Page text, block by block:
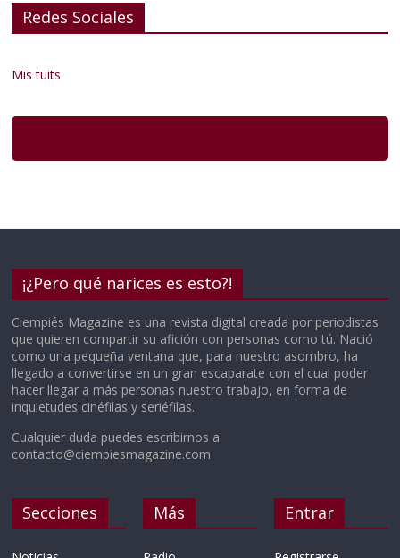
Redes Sociales
Mis tuits
¡¿Pero qué narices es esto?!
Ciempiés Magazine es una revista digital creada por periodistas
que quieren compartir su afición con personas como tú. Nació
como una pequeña ventana que, para nuestro asombro, ha
llegado a convertirse en un gran escaparate con el cual poder
hacer llegar a más personas nuestro trabajo, en forma de
inquietudes cinéfilas y seriéfilas.
Cualquier duda puedes escribirnos a
contacto@ciempiesmagazine.com
Secciones Más Entrar